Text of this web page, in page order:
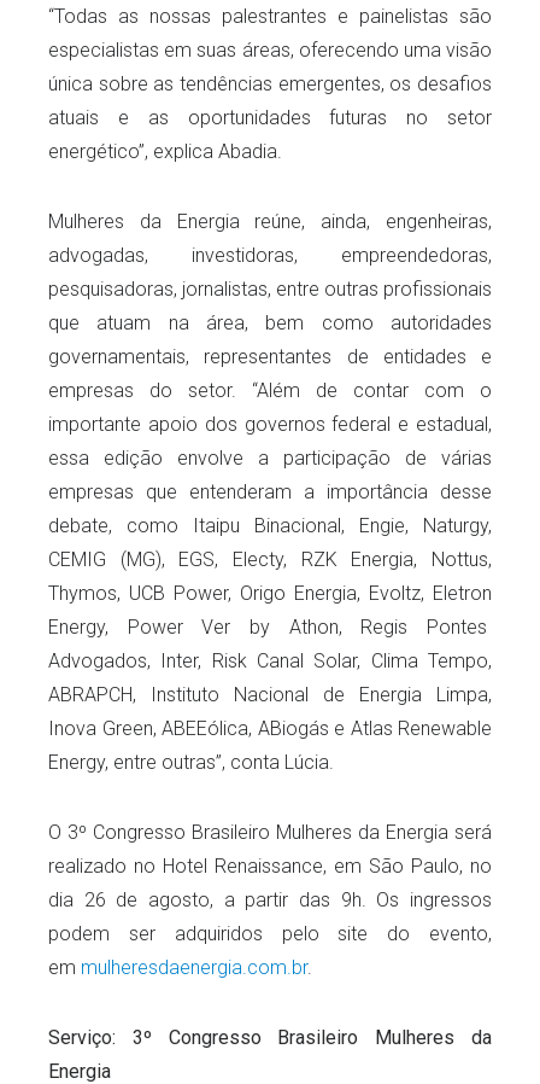
“Todas as nossas palestrantes e painelistas são
especialistas em suas áreas, oferecendo uma visão
única sobre as tendências emergentes, os desafios
atuais e as oportunidades futuras no setor
energético”, explica Abadia.
Mulheres da Energia reúne, ainda, engenheiras,
advogadas, investidoras, empreendedoras,
pesquisadoras, jornalistas, entre outras profissionais
que atuam na área, bem como autoridades
governamentais, representantes de entidades e
empresas do setor. “Além de contar com o
importante apoio dos governos federal e estadual,
essa edição envolve a participação de várias
empresas que entenderam a importância desse
debate, como Itaipu Binacional, Engie, Naturgy,
CEMIG (MG), EGS, Electy, RZK Energia, Nottus,
Thymos, UCB Power, Origo Energia, Evoltz, Eletron
Energy, Power Ver by Athon, Regis Pontes
Advogados, Inter, Risk Canal Solar, Clima Tempo,
ABRAPCH, Instituto Nacional de Energia Limpa,
Inova Green, ABEEólica, ABiogás e Atlas Renewable
Energy, entre outras”, conta Lúcia.
O 3º Congresso Brasileiro Mulheres da Energia será
realizado no Hotel Renaissance, em São Paulo, no
dia 26 de agosto, a partir das 9h. Os ingressos
podem ser adquiridos pelo site do evento,
em mulheresdaenergia.com.br.
Serviço: 3º Congresso Brasileiro Mulheres da
Energia